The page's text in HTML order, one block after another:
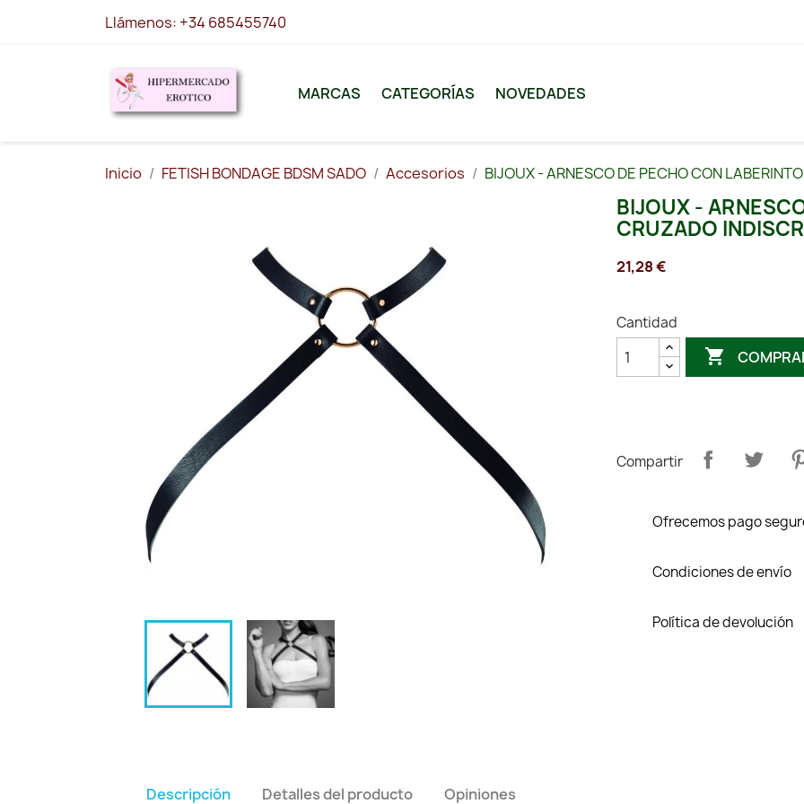
Llámenos: +34 685455740
MARCAS CATEGORÍAS NOVEDADES
Inicio FETISH BONDAGE BDSM SADO Accesorios BIJOUX - ARNESCO DE PECHO CON
BIJOUX -
CRUZADO
21,28 €
Cantidad

Compartir
Ofrecemos pago
Condiciones de envío
Política de devolución
Descripción Detalles del producto Opiniones